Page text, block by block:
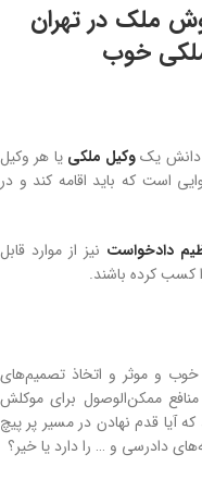
ملک در تهران
خوب
دانش یکوکیل ملکی یا هر وکیل
است که باید اقامه کند و در
دادخواست نیز از موارد قابل
کسب کرده باشند.
خوب و موثر و اتخاذ تصمیم‌های
ممکن‌الوصول برای موکلش
آیا قدم نهادن در مسیر پر پیچ
دادرسی و … را دارد یا خیر؟